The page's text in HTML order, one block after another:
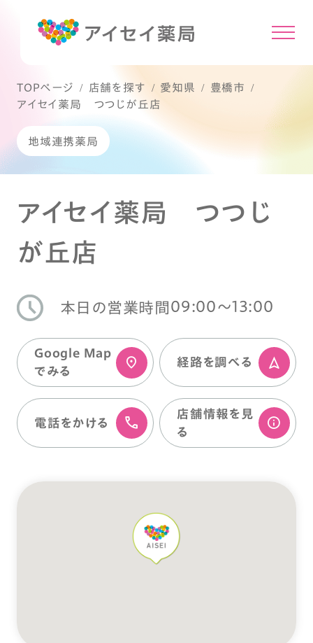
TOPページ 店舗を探す 愛知県
豊橋市
アイセイ薬局 つつじが丘店
地域連携薬局
アイセイ薬局 つつじ
が丘店
本日の営業時間 09:00〜13:00
Google Map
でみる
経路を調べる
電話をかける
店舗情報を⾒
る